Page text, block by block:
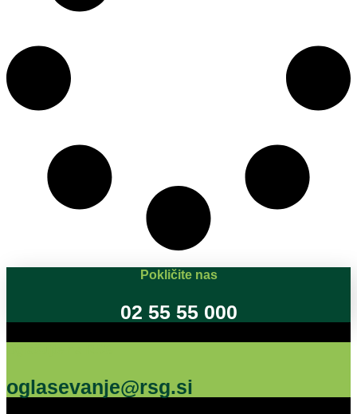
Pokličite nas
02 55 55 000
oglasevanje@rsg.si